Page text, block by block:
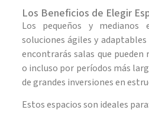
Los Beneficios de Elegir
Los pequeños y medianos
soluciones ágiles y adaptables
encontrarás salas que pueden
o incluso por períodos más
de grandes inversiones en
Estos espacios son ideales para: